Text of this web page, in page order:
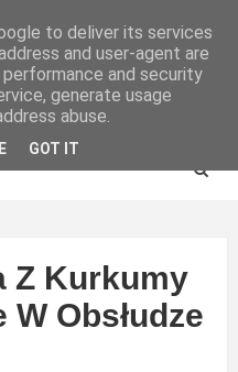
Z Kurkumy
Obsłudze
to deliver its services
and user-agent are
and security
generate usage
abuse.
GOT IT